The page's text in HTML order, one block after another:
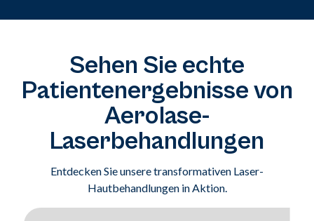
Sehen Sie echte
Patientenergebnisse von
Aerolase-
Laserbehandlungen
Entdecken Sie unsere transformativen Laser-
Hautbehandlungen in Aktion.